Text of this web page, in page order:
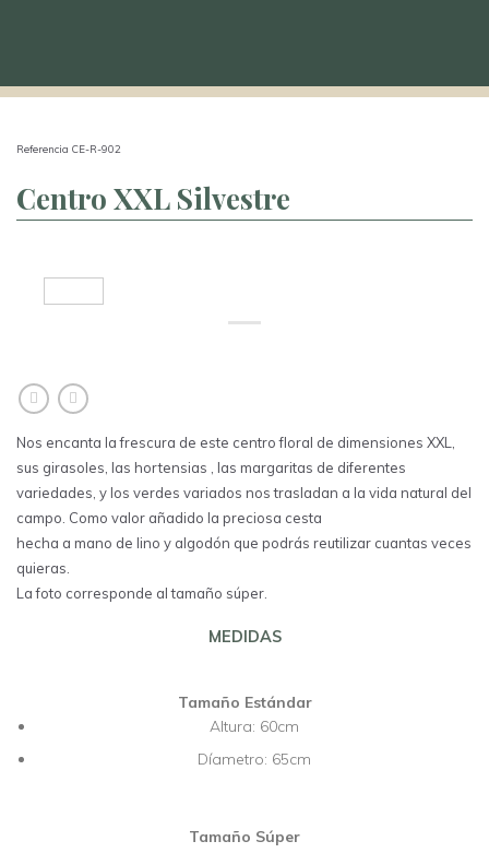
Referencia CE-R-902
Centro XXL Silvestre
Nos encanta la frescura de este centro floral de dimensiones XXL,
sus girasoles, las hortensias , las margaritas de diferentes
variedades, y los verdes variados nos trasladan a la vida natural del
campo. Como valor añadido la preciosa cesta
hecha a mano de lino y algodón que podrás reutilizar cuantas veces
quieras.
La foto corresponde al tamaño súper.
MEDIDAS
Tamaño Estándar
Altura: 60cm
Díametro: 65cm
Tamaño Súper